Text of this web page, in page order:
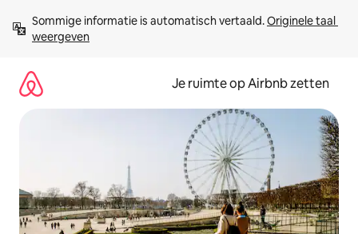
direct
naar
Sommige informatie is automatisch vertaald. Originele taal
weergeven
Je ruimte op Airbnb zetten